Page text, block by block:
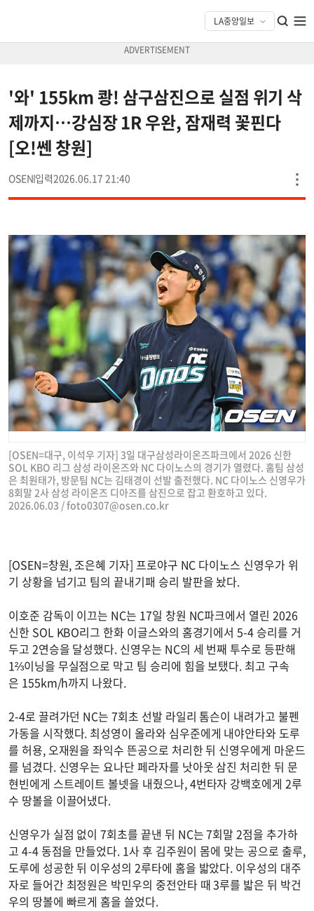
'와' 155km 쾅! 삼구삼진으로 실점 위기 삭
제까지…강심장 1R 우완, 잠재력 꽃핀다
[오!쎈 창원]
OSEN 2026.06.17 21:40
[OSEN=대구, 이석우 기자] 3일 대구삼성라이온즈파크에서 2026 신한
SOL KBO 리그 삼성 라이온즈와 NC 다이노스의 경기가 열렸다. 홈팀 삼성
은 최원태가, 방문팀 NC는 김태경이 선발 출전했다. NC 다이노스 신영우가
8회말 2사 삼성 라이온즈 디아즈를 삼진으로 잡고 환호하고 있다.
2026.06.03 /foto0307@osen.co.kr
[OSEN=창원, 조은혜 기자] 프로야구 NC 다이노스 신영우가 위
기 상황을 넘기고 팀의 끝내기패 승리 발판을 놨다.
이호준 감독이 이끄는 NC는 17일 창원 NC파크에서 열린 2026
신한 SOL KBO리그 한화 이글스와의 홈경기에서 5-4 승리를 거
두고 2연승을 달성했다. 신영우는 NC의 세 번째 투수로 등판해
1⅔이닝을 무실점으로 막고 팀 승리에 힘을 보탰다. 최고 구속
은 155km/h까지 나왔다.
2-4로 끌려가던 NC는 7회초 선발 라일리 톰슨이 내려가고 불펜
가동을 시작했다. 최성영이 올라와 심우준에게 내야안타와 도루
를 허용, 오재원을 좌익수 뜬공으로 처리한 뒤 신영우에게 마운드
를 넘겼다. 신영우는 요나단 페라자를 낫아웃 삼진 처리한 뒤 문
현빈에게 스트레이트 볼넷을 내줬으나, 4번타자 강백호에게 2루
수 땅볼을 이끌어냈다.
신영우가 실점 없이 7회초를 끝낸 뒤 NC는 7회말 2점을 추가하
고 4-4 동점을 만들었다. 1사 후 김주원이 몸에 맞는 공으로 출루,
도루에 성공한 뒤 이우성의 2루타에 홈을 밟았다. 이우성의 대주
자로 들어간 최정원은 박민우의 중전안타 때 3루를 밟은 뒤 박건
우의 땅볼에 빠르게 홈을 쓸었다.